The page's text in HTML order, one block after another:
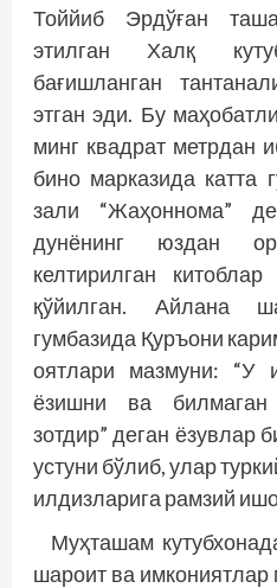
Тоййиб Эрдўған
этилган Халқ
бағишланган
этган эди. Бу
минг квадрат метрдан
бино марказида катта
зали “Жаҳоннома”
дунёнинг юздан
келтирилган
қўйилган. Айлана
гумбазида Қуръони
оятлари мазмуни: “У
ёзишни ва билмаган
зотдир” деган ёзувлар
устуни бўлиб, улар
илдизларига рамзий
Муҳташам
шароит ва